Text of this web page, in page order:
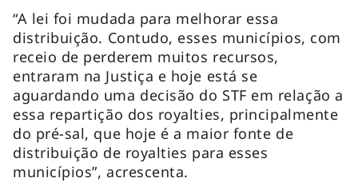
“A lei foi mudada para melhorar essa
distribuição. Contudo, esses municípios, com
receio de perderem muitos recursos,
entraram na Justiça e hoje está se
aguardando uma decisão do STF em relação a
essa repartição dos royalties, principalmente
do pré-sal, que hoje é a maior fonte de
distribuição de royalties para esses
municípios”, acrescenta.